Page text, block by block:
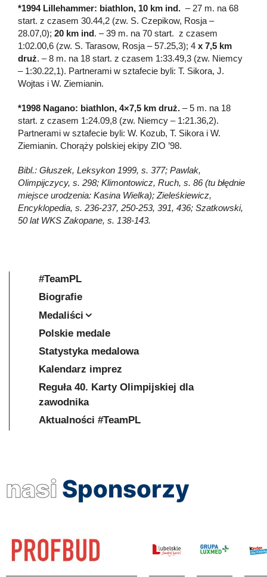
*1994 Lillehammer: biathlon, 10 km ind. – 27 m. na 68
start. z czasem 30.44,2 (zw. S. Czepikow, Rosja –
28.07,0); 20 km ind. – 39 m. na 70 start. z czasem
1:02.00,6 (zw. S. Tarasow, Rosja – 57.25,3); 4 x 7,5 km
druż. – 8 m. na 18 start. z czasem 1:33.49,3 (zw. Niemcy
– 1:30.22,1). Partnerami w sztafecie byli: T. Sikora, J.
Wojtas i W. Ziemianin.
*1998 Nagano: biathlon, 4×7,5 km druż. – 5 m. na 18
start. z czasem 1:24.09,8 (zw. Niemcy – 1:21.36,2).
Partnerami w sztafecie byli: W. Kozub, T. Sikora i W.
Ziemianin. Chorąży polskiej ekipy ZIO ’98.
Bibl.: Głuszek, Leksykon 1999, s. 377; Pawlak,
Olimpijczycy, s. 298; Klimontowicz, Ruch, s. 86 (tu błędnie
miejsce urodzenia: Kasina Wielka); Zieleśkiewicz,
Encyklopedia, s. 236-237, 250-253, 391, 436; Szatkowski,
50 lat WKS Zakopane, s. 138-143.
#TeamPL
Biografie
Medaliści
Polskie medale
Statystyka medalowa
Kalendarz imprez
Reguła 40. Karty Olimpijskiej dla
zawodnika
Aktualności #TeamPL
nasi Sponsorzy